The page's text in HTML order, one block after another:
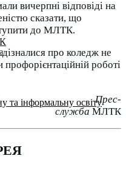
та інформальну освіту
вичерпні відповіді на
сказати, що
до МЛТК.
про коледж не
профорієнтаційній роботі
Прес-
служба МЛТК